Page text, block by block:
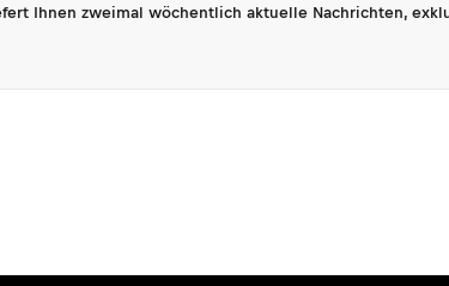
Ihnen zweimal wöchentlich aktuelle Nachrichten,